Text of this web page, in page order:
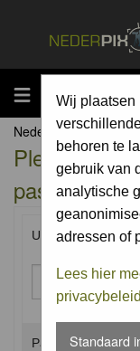
MENU
Wij plaatsen
behoren te
gebruik van
analytische
adressen of
Lees hier
privacybeleid
Standaard
Nederpix.nl Forum
Please
password to
Username:
Password: